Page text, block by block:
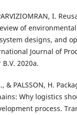
I.
of
designs, and
Journal of
2020a.
& PALSSON, H.
Why logistics
process.